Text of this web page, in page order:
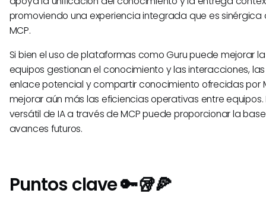
promoviendo una experiencia integrada que es sinérgica
MCP.
Si bien el uso de plataformas como Guru puede mejorar
equipos gestionan el conocimiento y las interacciones,
enlace potencial y compartir conocimiento ofrecidas por
mejorar aún más las eficiencias operativas entre
versátil de IA a través de MCP puede proporcionar la
avances futuros.
Puntos clave 🔑🥡🍕